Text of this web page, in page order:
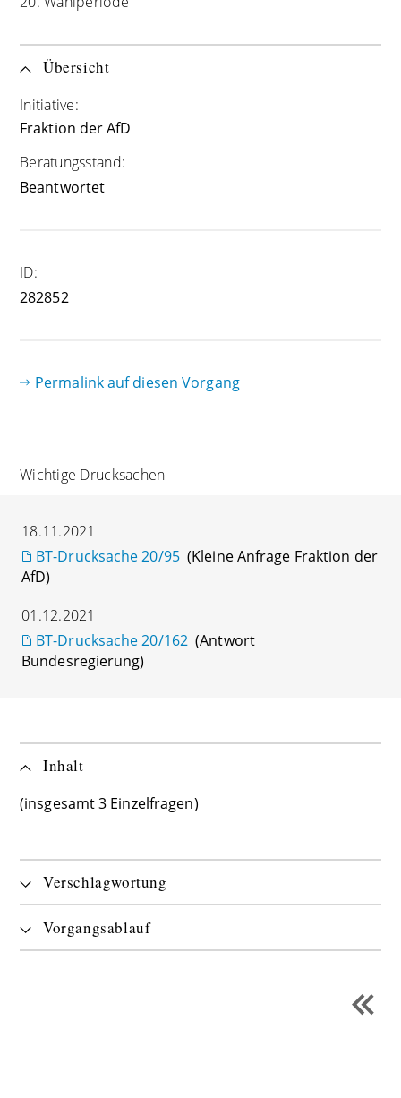
Übersicht
Initiative:
Fraktion der AfD
Beratungsstand:
Beantwortet
ID:
282852
Permalink auf diesen Vorgang
Wichtige Drucksachen
18.11.2021
BT-Drucksache 20/95 (Kleine Anfrage Fraktion der
AfD)
01.12.2021
BT-Drucksache 20/162 (Antwort
Bundesregierung)
Inhalt
(insgesamt 3 Einzelfragen)
Verschlagwortung
Vorgangsablauf